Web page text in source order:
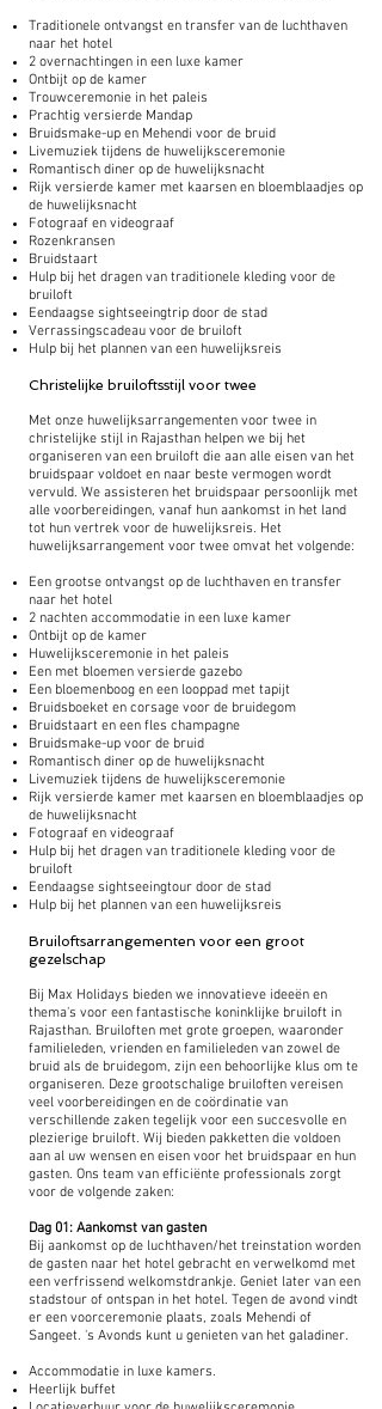
Traditionele ontvangst en transfer van de luchthaven
naar het hotel
2 overnachtingen in een luxe kamer
Ontbijt op de kamer
Trouwceremonie in het paleis
Prachtig versierde Mandap
Bruidsmake-up en Mehendi voor de bruid
Livemuziek tijdens de huwelijksceremonie
Romantisch diner op de huwelijksnacht
Rijk versierde kamer met kaarsen en bloemblaadjes op
de huwelijksnacht
Fotograaf en videograaf
Rozenkransen
Bruidstaart
Hulp bij het dragen van traditionele kleding voor de
bruiloft
Eendaagse sightseeingtrip door de stad
Verrassingscadeau voor de bruiloft
Hulp bij het plannen van een huwelijksreis
Christelijke bruiloftsstijl voor twee
Met onze huwelijksarrangementen voor twee in
christelijke stijl in Rajasthan helpen we bij het
organiseren van een bruiloft die aan alle eisen van het
bruidspaar voldoet en naar beste vermogen wordt
vervuld. We assisteren het bruidspaar persoonlijk met
alle voorbereidingen, vanaf hun aankomst in het land
tot hun vertrek voor de huwelijksreis. Het
huwelijksarrangement voor twee omvat het volgende:
Een grootse ontvangst op de luchthaven en transfer
naar het hotel
2 nachten accommodatie in een luxe kamer
Ontbijt op de kamer
Huwelijksceremonie in het paleis
Een met bloemen versierde gazebo
Een bloemenboog en een looppad met tapijt
Bruidsboeket en corsage voor de bruidegom
Bruidstaart en een fles champagne
Bruidsmake-up voor de bruid
Romantisch diner op de huwelijksnacht
Livemuziek tijdens de huwelijksceremonie
Rijk versierde kamer met kaarsen en bloemblaadjes op
de huwelijksnacht
Fotograaf en videograaf
Hulp bij het dragen van traditionele kleding voor de
bruiloft
Eendaagse sightseeingtour door de stad
Hulp bij het plannen van een huwelijksreis
Bruiloftsarrangementen voor een groot
gezelschap
Bij Max Holidays bieden we innovatieve ideeën en
thema's voor een fantastische koninklijke bruiloft in
Rajasthan. Bruiloften met grote groepen, waaronder
familieleden, vrienden en familieleden van zowel de
bruid als de bruidegom, zijn een behoorlijke klus om te
organiseren. Deze grootschalige bruiloften vereisen
veel voorbereidingen en de coördinatie van
verschillende zaken tegelijk voor een succesvolle en
plezierige bruiloft. Wij bieden pakketten die voldoen
aan al uw wensen en eisen voor het bruidspaar en hun
gasten. Ons team van efficiënte professionals zorgt
voor de volgende zaken:
Dag 01: Aankomst van gasten
Bij aankomst op de luchthaven/het treinstation worden
de gasten naar het hotel gebracht en verwelkomd met
een verfrissend welkomstdrankje. Geniet later van een
stadstour of ontspan in het hotel. Tegen de avond vindt
er een voorceremonie plaats, zoals Mehendi of
Sangeet. 's Avonds kunt u genieten van het galadiner.
Accommodatie in luxe kamers.
Heerlijk buffet